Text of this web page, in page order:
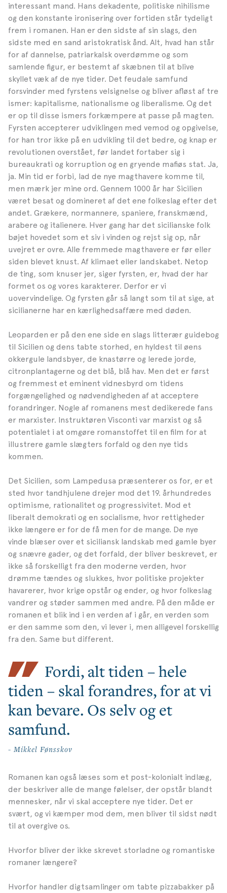
interessant mand. Hans dekadente, politiske nihilisme
og den konstante ironisering over fortiden står tydeligt
frem i romanen. Han er den sidste af sin slags, den
sidste med en sand aristokratisk ånd. Alt, hvad han står
for af dannelse, patriarkalsk overdømme og som
samlende figur, er bestemt af skæbnen til at blive
skyllet væk af de nye tider. Det feudale samfund
forsvinder med fyrstens velsignelse og bliver afløst af tre
ismer: kapitalisme, nationalisme og liberalisme. Og det
er op til disse ismers forkæmpere at passe på magten.
Fyrsten accepterer udviklingen med vemod og opgivelse,
for han tror ikke på en udvikling til det bedre, og knap er
revolutionen overstået, før landet fortaber sig i
bureaukrati og korruption og en gryende mafiøs stat. Ja,
ja. Min tid er forbi, lad de nye magthavere komme til,
men mærk jer mine ord. Gennem 1000 år har Sicilien
været besat og domineret af det ene folkeslag efter det
andet. Grækere, normannere, spaniere, franskmænd,
arabere og italienere. Hver gang har det sicilianske folk
bøjet hovedet som et siv i vinden og rejst sig op, når
uvejret er ovre. Alle fremmede magthavere er før eller
siden blevet knust. Af klimaet eller landskabet. Netop
de ting, som knuser jer, siger fyrsten, er, hvad der har
formet os og vores karakterer. Derfor er vi
uovervindelige. Og fyrsten går så langt som til at sige, at
sicilianerne har en kærlighedsaffære med døden.
Leoparden er på den ene side en slags litterær guidebog
til Sicilien og dens tabte storhed, en hyldest til øens
okkergule landsbyer, de knastørre og lerede jorde,
citronplantagerne og det blå, blå hav. Men det er først
og fremmest et eminent vidnesbyrd om tidens
forgængelighed og nødvendigheden af at acceptere
forandringer. Nogle af romanens mest dedikerede fans
er marxister. Instruktøren Visconti var marxist og så
potentialet i at omgøre romanstoffet til en film for at
illustrere gamle slægters forfald og den nye tids
kommen.
Det Sicilien, som Lampedusa præsenterer os for, er et
sted hvor tandhjulene drejer mod det 19. århundredes
optimisme, rationalitet og progressivitet. Mod et
liberalt demokrati og en socialisme, hvor rettigheder
ikke længere er for de få men for de mange. De nye
vinde blæser over et siciliansk landskab med gamle byer
og snævre gader, og det forfald, der bliver beskrevet, er
ikke så forskelligt fra den moderne verden, hvor
drømme tændes og slukkes, hvor politiske projekter
havarerer, hvor krige opstår og ender, og hvor folkeslag
vandrer og støder sammen med andre. På den måde er
romanen et blik ind i en verden af i går, en verden som
er den samme som den, vi lever i, men alligevel forskellig
fra den. Same but different.
Fordi, alt tiden – hele
tiden – skal forandres, for at vi
kan bevare. Os selv og et
samfund.
- Mikkel Fønsskov
Romanen kan også læses som et post-kolonialt indlæg,
der beskriver alle de mange følelser, der opstår blandt
mennesker, når vi skal acceptere nye tider. Det er
svært, og vi kæmper mod dem, men bliver til sidst nødt
til at overgive os.
Hvorfor bliver der ikke skrevet storladne og romantiske
romaner længere?
Hvorfor handler digtsamlinger om tabte pizzabakker på